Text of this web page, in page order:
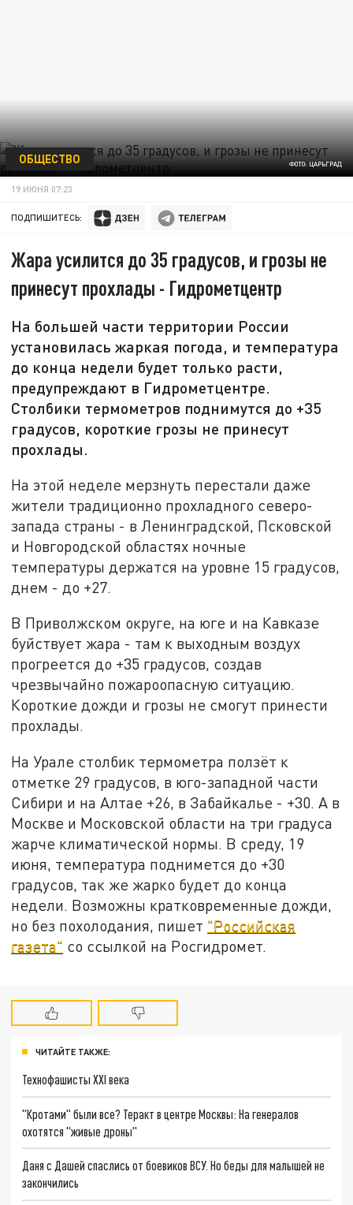
ФОТО: ЦАРЬГРАД
ОБЩЕСТВО
19 ИЮНЯ 07:23
ПОДПИШИТЕСЬ:
Жара усилится до 35 градусов, и грозы не
принесут прохлады - Гидрометцентр
На большей части территории России
установилась жаркая погода, и температура
до конца недели будет только расти,
предупреждают в Гидрометцентре.
Столбики термометров поднимутся до +35
градусов, короткие грозы не принесут
прохлады.
На этой неделе мерзнуть перестали даже
жители традиционно прохладного северо-
запада страны - в Ленинградской, Псковской
и Новгородской областях ночные
температуры держатся на уровне 15 градусов,
днем - до +27.
В Приволжском округе, на юге и на Кавказе
буйствует жара - там к выходным воздух
прогреется до +35 градусов, создав
чрезвычайно пожароопасную ситуацию.
Короткие дожди и грозы не смогут принести
прохлады.
На Урале столбик термометра ползёт к
отметке 29 градусов, в юго-западной части
Сибири и на Алтае +26, в Забайкалье - +30. А в
Москве и Московской области на три градуса
жарче климатической нормы. В среду, 19
июня, температура поднимется до +30
градусов, так же жарко будет до конца
недели. Возможны кратковременные дожди,
но без похолодания, пишет "Российская
газета" со ссылкой на Росгидромет.
ЧИТАЙТЕ ТАКЖЕ:
Технофашисты XXI века
"Кротами" были все? Теракт в центре Москвы: На генералов
охотятся "живые дроны"
Даня с Дашей спаслись от боевиков ВСУ. Но беды для малышей не
закончились